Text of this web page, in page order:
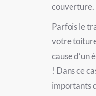
couverture.
Parfois le
votre
cause d’un
! Dans ce
importants